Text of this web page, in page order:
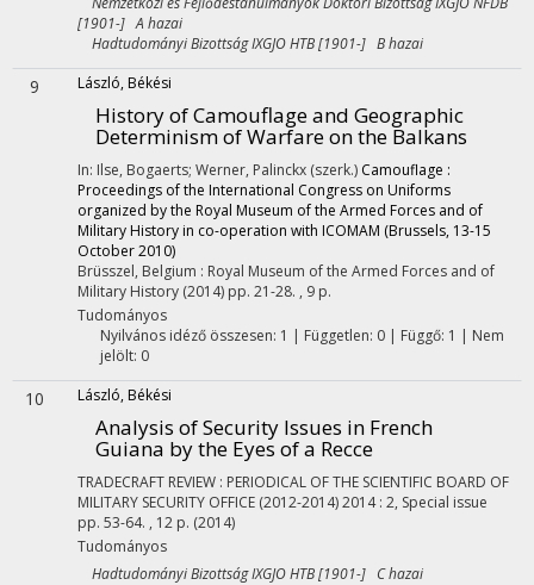
[1901-] A hazai
Hadtudományi Bizottság IXGJO HTB [1901-] B hazai
9 László, Békési
History of Camouflage and Geographic
Determinism of Warfare on the Balkans
In: Ilse, Bogaerts; Werner, Palinckx (szerk.) Camouflage :
Proceedings of the International Congress on Uniforms
organized by the Royal Museum of the Armed Forces and of
Military History in co-operation with ICOMAM (Brussels, 13-15
October 2010)
Brüsszel, Belgium : Royal Museum of the Armed Forces and of
Military History (2014) pp. 21-28. , 9 p.
Tudományos
Nyilvános idéző összesen: 1 | Független: 0 | Függő: 1 | Nem
jelölt: 0
10 László, Békési
Analysis of Security Issues in French
Guiana by the Eyes of a Recce
TRADECRAFT REVIEW : PERIODICAL OF THE SCIENTIFIC BOARD OF
MILITARY SECURITY OFFICE (2012-2014)2014: 2, Special issue
pp. 53-64. , 12 p. (2014)
Tudományos
Hadtudományi Bizottság IXGJO HTB [1901-] C hazai